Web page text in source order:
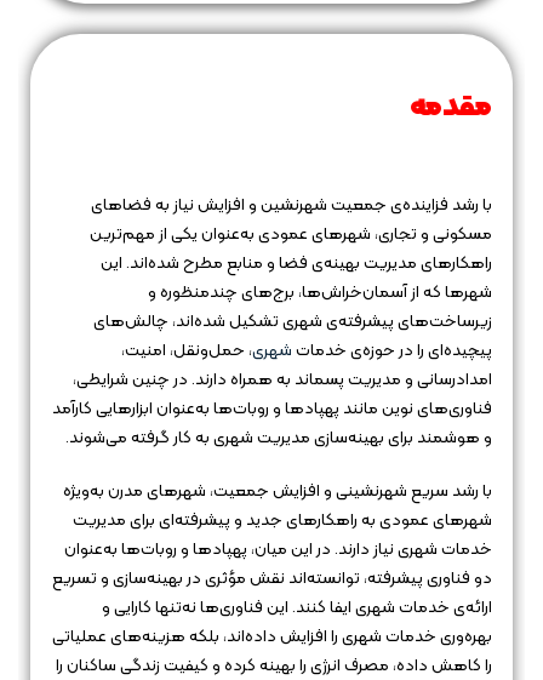
مقدمه
با رشد فزاینده‌ی جمعیت شهرنشین و افزایش نیاز به فضاهای
مسکونی و تجاری، شهرهای عمودی به‌عنوان یکی از مهم‌ترین
راهکارهای مدیریت بهینه‌ی فضا و منابع مطرح شده‌اند. این
شهرها که از آسمان‌خراش‌ها، برج‌های چندمنظوره و
زیرساخت‌های پیشرفته‌ی شهری تشکیل شده‌اند، چالش‌های
پیچیده‌ای را در حوزه‌ی خدماتشهری، حمل‌ونقل، امنیت،
امدادرسانی و مدیریت پسماند به همراه دارند. در چنین شرایطی،
فناوری‌های نوین مانند پهپادها و روبات‌ها به‌عنوان ابزارهایی کارآمد
و هوشمند برای بهینه‌سازی مدیریت شهری به کار گرفته می‌شوند.
با رشد سریع شهرنشینی و افزایش جمعیت، شهرهای مدرن به‌ویژه
شهرهای عمودی به راهکارهای جدید و پیشرفته‌ای برای مدیریت
خدمات شهری نیاز دارند. در این میان، پهپادها و روبات‌ها به‌عنوان
دو فناوری پیشرفته، توانسته‌اند نقش مؤثری در بهینه‌سازی و تسریع
ارائه‌ی خدمات شهری ایفا کنند. این فناوری‌ها نه‌تنها کارایی و
بهره‌وری خدمات شهری را افزایش داده‌اند، بلکه هزینه‌های عملیاتی
را کاهش داده، مصرف انرژی را بهینه کرده و کیفیت زندگی ساکنان را